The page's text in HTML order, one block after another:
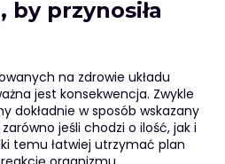
przynosiła
na zdrowie układu
jest konsekwencja. Zwykle
dokładnie w sposób wskazany
jeśli chodzi o ilość, jak i
temu łatwiej utrzymać plan